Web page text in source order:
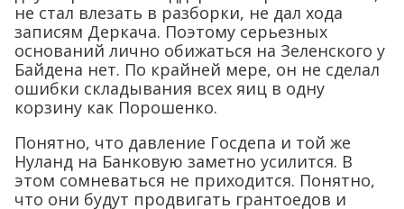
не стал влезать в разборки, не дал хода
записям Деркача. Поэтому серьезных
оснований лично обижаться на Зеленского у
Байдена нет. По крайней мере, он не сделал
ошибки складывания всех яиц в одну
корзину как Порошенко.
Понятно, что давление Госдепа и той же
Нуланд на Банковую заметно усилится. В
этом сомневаться не приходится. Понятно,
что они будут продвигать грантоедов и